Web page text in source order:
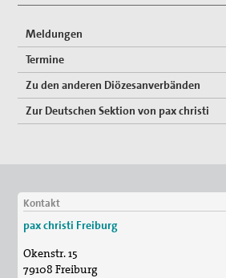
Meldungen
Termine
Zu den anderen Diözesanverbänden
Zur Deutschen Sektion von pax christi
Kontakt
pax christi Freiburg
Okenstr. 15
79108 Freiburg